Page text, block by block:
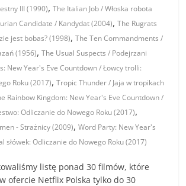
III (1990),The Italian Job / Włoska robota
Candidate / Kandydat (2004),The Rugrats
jest bobas? (1998),The Ten Commandments /
(1956),The Usual Suspects / Podejrzani
New Year's Eve Countdown / Łowcy trolli:
Roku (2017),Tropic Thunder / Jaja w tropikach
Rainbow Kingdom: New Year's Eve Countdown /
Odliczanie do Nowego Roku (2017),
- Strażnicy (2009),Word Party: New Year's
słówek: Odliczanie do Nowego Roku (2017)
listę ponad 30 filmów, które
ofercie Netflix Polska tylko do 30